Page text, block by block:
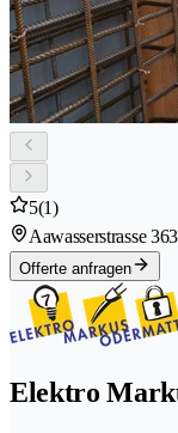
5(1)
Aawasserstrasse 3
Offerte anfragen
Elektro